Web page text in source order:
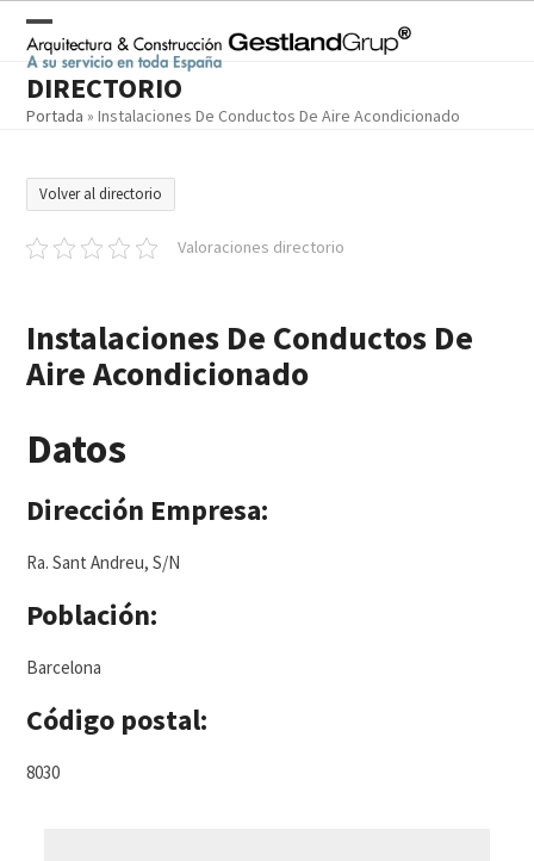
contentOpen
mobile
menu
Close
mobile
menu
DIRECTORIO
Portada »Instalaciones De Conductos De Aire Acondicionado
Volver al directorio
Valoraciones directorio
Instalaciones De Conductos De
Aire Acondicionado
Datos
Dirección Empresa:
Ra. Sant Andreu, S/N
Población:
Barcelona
Código postal:
8030